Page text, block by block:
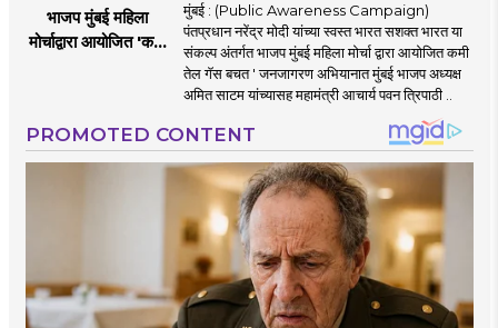
भाजप मुंबई महिला
मोर्चाद्वारा आयोजित 'कमी
मुंबई : (Public Awareness Campaign)
पंतप्रधान नरेंद्र मोदी यांच्या स्वस्त भारत सशक्त भारत या
संकल्प अंतर्गत भाजप मुंबई महिला मोर्चा द्वारा आयोजित कमी
तेल गॅस बचत ' जनजागरण अभियानात मुंबई भाजप अध्यक्ष
अमित साटम यांच्यासह महामंत्री आचार्य पवन त्रिपाठी ..